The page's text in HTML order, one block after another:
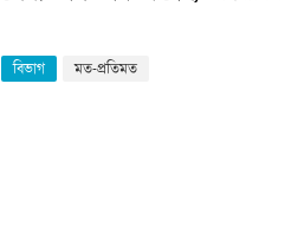
বিভাগ মত-প্রতিমত